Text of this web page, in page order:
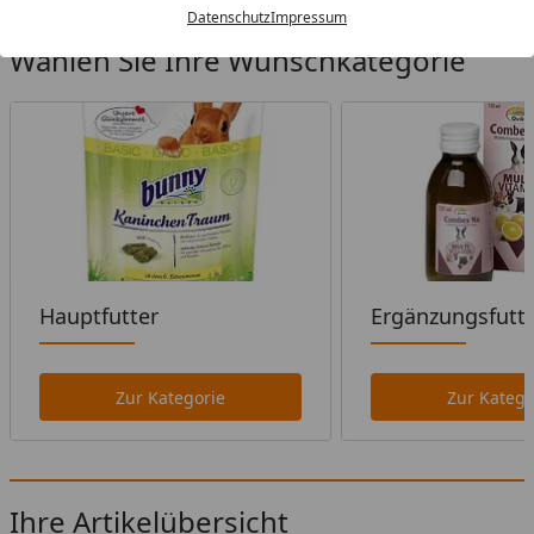
DatenschutzImpressum
Wählen Sie Ihre Wunschkategorie
Hauptfutter
Zur Kategorie Zur
Ihre Artikelübersicht